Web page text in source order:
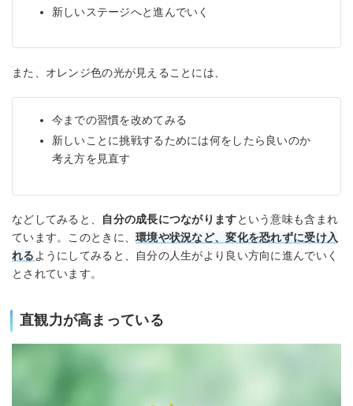
新しいステージへと進んでいく
また、オレンジ色の光が見えることには、
今までの習慣を改めてみる
新しいことに挑戦するためには何をしたら良いのか
考え方を見直す
などしてみると、 自分の成長につながりますという意味も含まれ
ています。このときに、環境や状況など、変化を恐れずに受け入
れるようにしてみると、自分の人生がより良い方向に進んでいく
とされています。
直観力が高まっている